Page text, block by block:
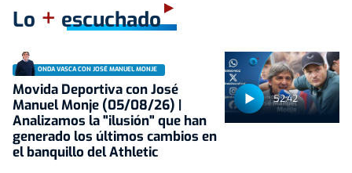
Lo + escuchado
52:42
ONDA VASCA CON JOSÉ MANUEL MONJE
Movida Deportiva con José
Manuel Monje (05/08/26) |
Analizamos la "ilusión" que han
generado los últimos cambios en
el banquillo del Athletic